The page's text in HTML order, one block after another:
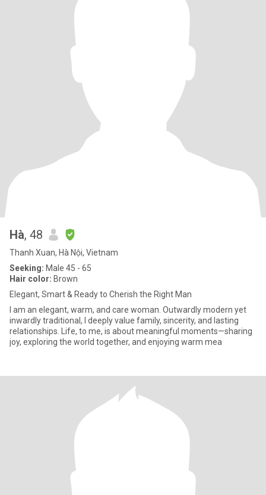
Hà, 48
Thanh Xuan, Hà Nội, Vietnam
Seeking: Male 45 - 65
Hair color: Brown
Elegant, Smart & Ready to Cherish the Right Man
I am an elegant, warm, and care woman. Outwardly modern yet
inwardly traditional, I deeply value family, sincerity, and lasting
relationships. Life, to me, is about meaningful moments—sharing
joy, exploring the world together, and enjoying warm mea